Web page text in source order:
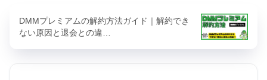
DMMプレミアムの解約方法ガイド｜解約でき
ない原因と退会との違…